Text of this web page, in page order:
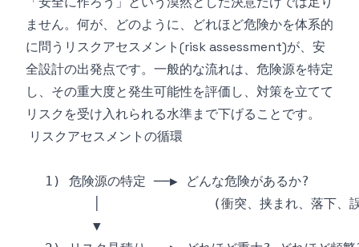
ません。何が、どのように、どれほど危険かを体系的
に問うリスクアセスメント(risk assessment)が、安
全設計の出発点です。一般的な流れは、危険源を特定
し、その重大度と発生可能性を評価し、対策を立てて
リスクを受け入れられる水準まで下げることです。